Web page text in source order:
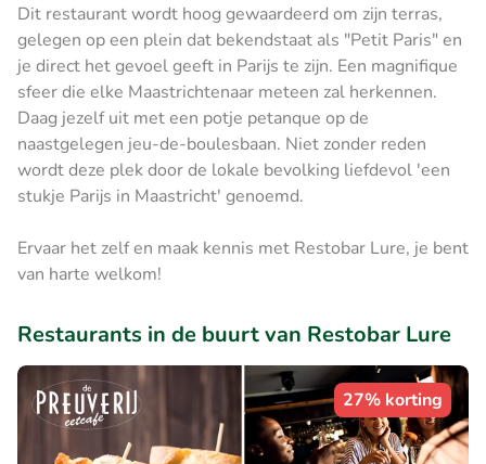
Dit restaurant wordt hoog gewaardeerd om zijn terras,
gelegen op een plein dat bekendstaat als "Petit Paris" en
je direct het gevoel geeft in Parijs te zijn. Een magnifique
sfeer die elke Maastrichtenaar meteen zal herkennen.
Daag jezelf uit met een potje petanque op de
naastgelegen jeu-de-boulesbaan. Niet zonder reden
wordt deze plek door de lokale bevolking liefdevol 'een
stukje Parijs in Maastricht' genoemd.
Ervaar het zelf en maak kennis met Restobar Lure, je bent
van harte welkom!
Restaurants in de buurt van Restobar Lure
27% korting